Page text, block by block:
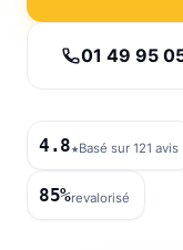
01 49 95
4.8★Basé sur 121 avis
85%revalorisé